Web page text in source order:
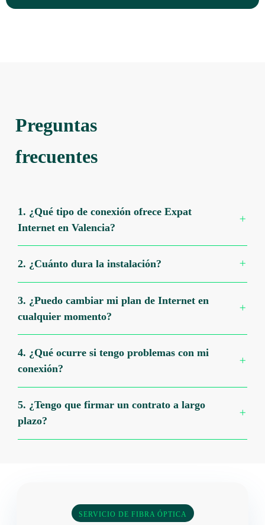
Preguntas
frecuentes
1. ¿Qué tipo de conexión ofrece Expat
Internet en Valencia?
2. ¿Cuánto dura la instalación?
3. ¿Puedo cambiar mi plan de Internet en
cualquier momento?
4. ¿Qué ocurre si tengo problemas con mi
conexión?
5. ¿Tengo que firmar un contrato a largo
plazo?
SERVICIO DE FIBRA ÓPTICA